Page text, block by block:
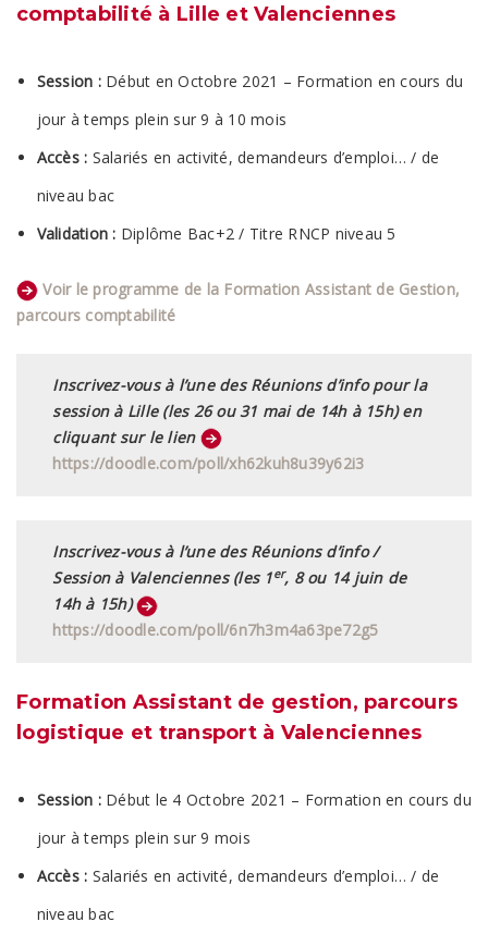
comptabilité à Lille et Valenciennes
Session :Début en Octobre 2021 – Formation en cours du
jour à temps plein sur 9 à 10 mois
Accès : Salariés en activité, demandeurs d’emploi… / de
niveau bac
Validation : Diplôme Bac+2 / Titre RNCP niveau 5
Voir le programme de la Formation Assistant de Gestion,
parcours comptabilité
Inscrivez-vous à l’une des Réunions d’info pour la
session à Lille (les 26 ou 31 mai de 14h à 15h) en
cliquant sur le lien
https://doodle.com/poll/xh62kuh8u39y62i3
Inscrivez-vous à l’une des Réunions d’info /
Session à Valenciennes (les 1er, 8 ou 14 juin de
14h à 15h)
https://doodle.com/poll/6n7h3m4a63pe72g5
Formation Assistant de gestion, parcours
logistique et transport à Valenciennes
Session :Début le 4 Octobre 2021 – Formation en cours du
jour à temps plein sur 9 mois
Accès : Salariés en activité, demandeurs d’emploi… / de
niveau bac